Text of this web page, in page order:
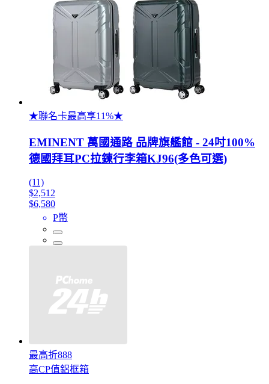
★聯名卡最高享11%★
EMINENT 萬國通路 品牌旗艦館 - 24吋100%
德國拜耳PC拉鍊行李箱KJ96(多色可選)
(11)
$2,512
$6,580
P幣
最高折888
高CP值鋁框箱